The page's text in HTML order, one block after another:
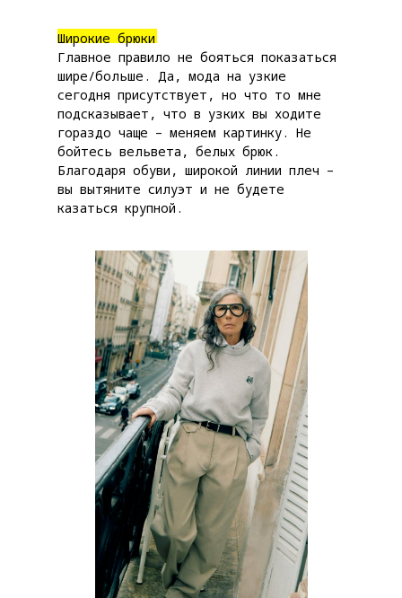
Широкие брюки
Главное правило не бояться показаться
шире/больше. Да, мода на узкие
сегодня присутствует, но что то мне
подсказывает, что в узких вы ходите
гораздо чаще – меняем картинку. Не
бойтесь вельвета, белых брюк.
Благодаря обуви, широкой линии плеч –
вы вытяните силуэт и не будете
казаться крупной.